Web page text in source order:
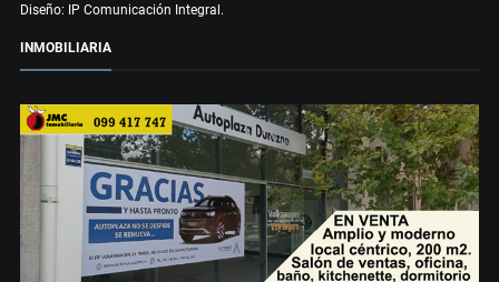
Diseño: IP Comunicación Integral.
INMOBILIARIA